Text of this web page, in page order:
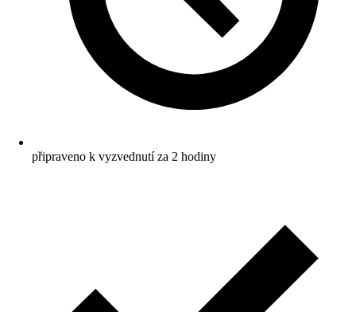
připraveno k vyzvednutí za 2 hodiny